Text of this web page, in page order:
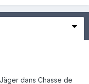
Jäger dans Chasse de